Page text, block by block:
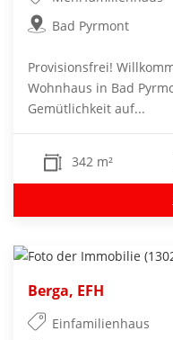
Bad Pyrmont
Provisionsfrei!
Wohnhaus in Bad
Gemütlichkeit auf...
342 m²
Berga, EFH
Einfamilienhaus